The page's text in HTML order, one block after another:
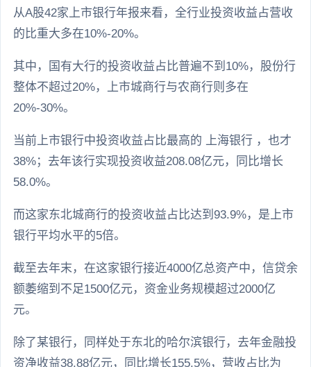
从A股42家上市银行年报来看，全行业投资收益占营收
的比重大多在10%-20%。
其中，国有大行的投资收益占比普遍不到10%，股份行
整体不超过20%，上市城商行与农商行则多在
20%-30%。
当前上市银行中投资收益占比最高的 上海银行 ，也才
38%；去年该行实现投资收益208.08亿元，同比增长
58.0%。
而这家东北城商行的投资收益占比达到93.9%，是上市
银行平均水平的5倍。
截至去年末，在这家银行接近4000亿总资产中，信贷余
额萎缩到不足1500亿元，资金业务规模超过2000亿
元。
除了某银行，同样处于东北的哈尔滨银行，去年金融投
资净收益38.88亿元，同比增长155.5%，营收占比为